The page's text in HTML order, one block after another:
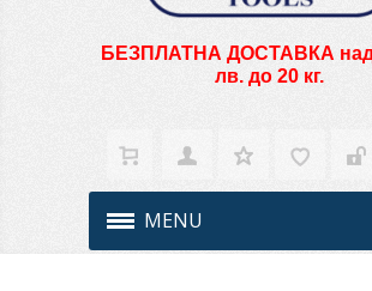
БЕЗПЛАТНА ДОСТАВКА над
лв. до 20 кг.
MENU